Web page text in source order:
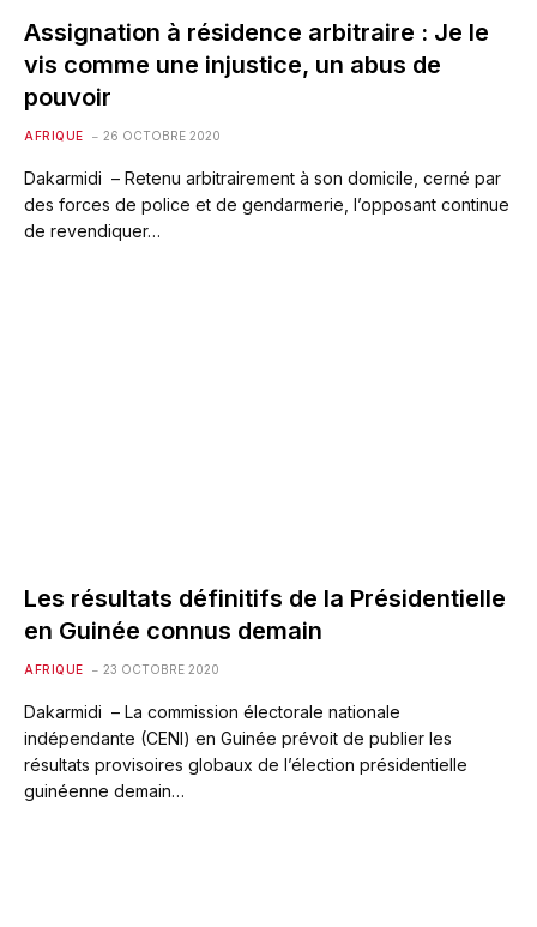
Assignation à résidence arbitraire : Je le
vis comme une injustice, un abus de
pouvoir
AFRIQUE 26 OCTOBRE 2020
Dakarmidi – Retenu arbitrairement à son domicile, cerné par
des forces de police et de gendarmerie, l’opposant continue
de revendiquer…
Les résultats définitifs de la Présidentielle
en Guinée connus demain
AFRIQUE 23 OCTOBRE 2020
Dakarmidi – La commission électorale nationale
indépendante (CENI) en Guinée prévoit de publier les
résultats provisoires globaux de l’élection présidentielle
guinéenne demain…